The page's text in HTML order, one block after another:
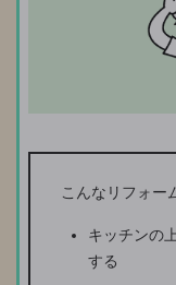
こんなリフォー
キッチンの
する